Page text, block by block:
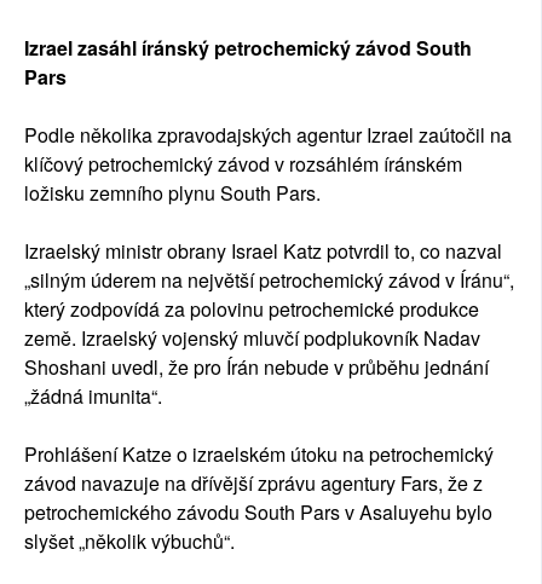
Izrael zasáhl íránský petrochemický závod South
Pars
Podle několika zpravodajských agentur Izrael zaútočil na
klíčový petrochemický závod v rozsáhlém íránském
ložisku zemního plynu South Pars.
Izraelský ministr obrany Israel Katz potvrdil to, co nazval
„silným úderem na největší petrochemický závod v Íránu“,
který zodpovídá za polovinu petrochemické produkce
země. Izraelský vojenský mluvčí podplukovník Nadav
Shoshani uvedl, že pro Írán nebude v průběhu jednání
„žádná imunita“.
Prohlášení Katze o izraelském útoku na petrochemický
závod navazuje na dřívější zprávu agentury Fars, že z
petrochemického závodu South Pars v Asaluyehu bylo
slyšet „několik výbuchů“.